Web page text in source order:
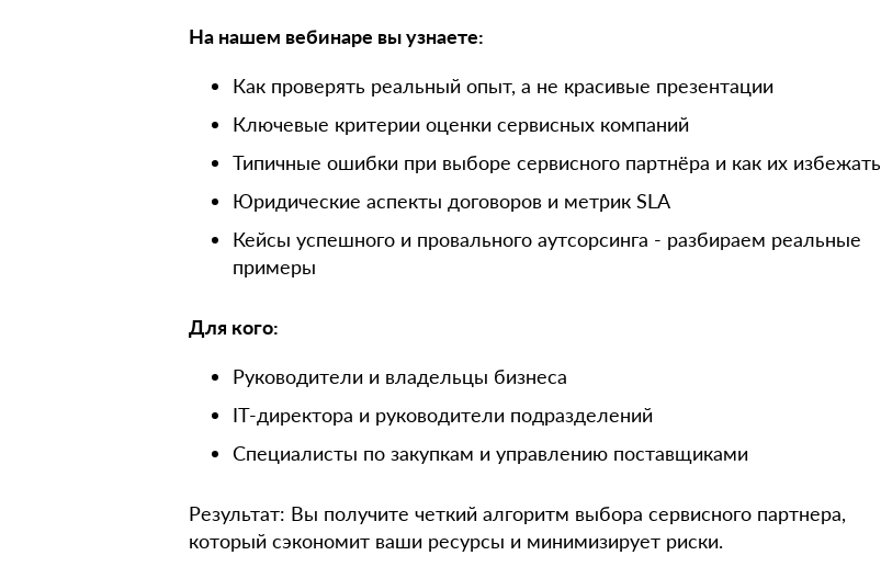
На нашем вебинаре вы узнаете:
Как проверять реальный опыт, а не красивые презентации
Ключевые критерии оценки сервисных компаний
Типичные ошибки при выборе сервисного партнёра и как их избежать
Юридические аспекты договоров и метрик SLA
Кейсы успешного и провального аутсорсинга - разбираем реальные
примеры
Для кого:
Руководители и владельцы бизнеса
IT-директора и руководители подразделений
Специалисты по закупкам и управлению поставщиками
Результат: Вы получите четкий алгоритм выбора сервисного партнера,
который сэкономит ваши ресурсы и минимизирует риски.